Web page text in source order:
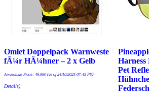
Omlet Doppelpack Warnweste
fÃ¼r HÃ¼hner – 2 x Gelb
Amazon.de Price: 49,99€(as of 24/10/2025 07:45 PST-
Details)
Harness
Pet